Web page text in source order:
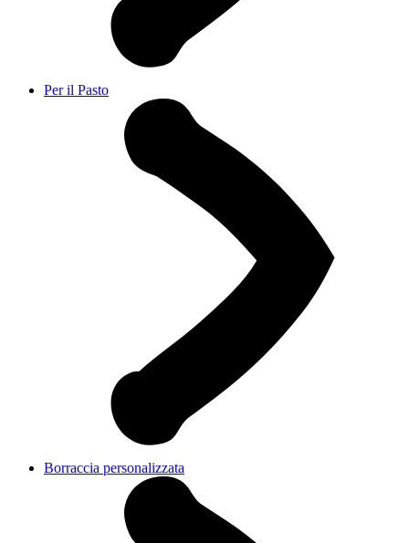
Per il Pasto
Borraccia personalizzata